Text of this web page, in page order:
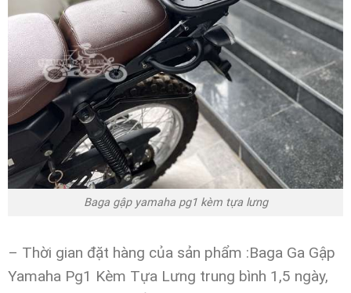
Baga gập yamaha pg1 kèm tựa lưng
– Thời gian đặt hàng của sản phẩm :Baga Ga Gập
Yamaha Pg1 Kèm Tựa Lưng trung bình 1,5 ngày,